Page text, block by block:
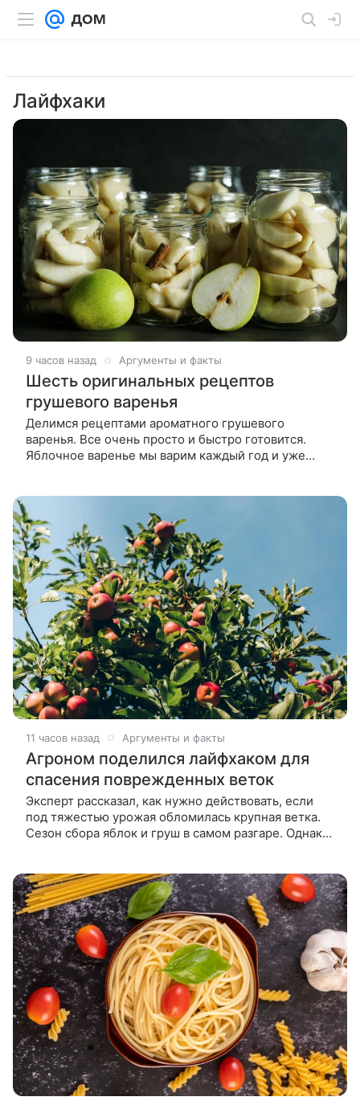
Лайфхаки
9 часов назад Аргументы и факты
Шесть оригинальных рецептов
грушевого варенья
Делимся рецептами ароматного грушевого
варенья. Все очень просто и быстро готовится.
Яблочное варенье мы варим каждый год и уже
11 часов назад Аргументы и факты
Агроном поделился лайфхаком для
спасения поврежденных веток
Эксперт рассказал, как нужно действовать, если
под тяжестью урожая обломилась крупная ветка.
Сезон сбора яблок и груш в самом разгаре. Однако